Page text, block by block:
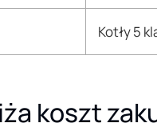
Kotły 5
koszt